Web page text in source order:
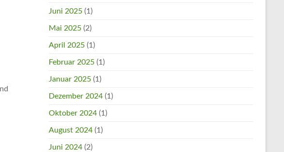
Juni 2025 (1)
Mai 2025 (2)
April 2025 (1)
Februar 2025 (1)
Januar 2025 (1)
Dezember 2024 (1)
Oktober 2024 (1)
August 2024 (1)
Juni 2024 (2)